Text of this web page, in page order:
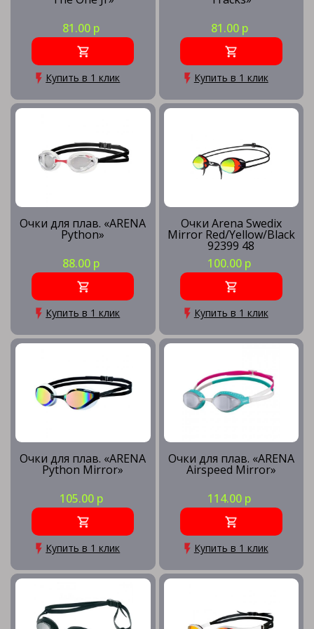
81.00 р
Купить в 1 клик
81.00 р
Купить в 1 клик
Очки для плав. «ARENA
Python»
88.00 р
Купить в 1 клик
Очки Arena Swedix
Mirror Red/Yellow/Black
92399 48
100.00 р
Купить в 1 клик
Очки для плав. «ARENA
Python Mirror»
105.00 р
Купить в 1 клик
Очки для плав. «ARENA
Airspeed Mirror»
114.00 р
Купить в 1 клик